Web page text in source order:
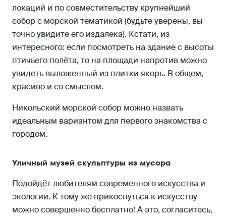
локаций и по совместительству крупнейший
собор с морской тематикой (будьте уверены, вы
точно увидите его издалека). Кстати, из
интересного: если посмотреть на здание с высоты
птичьего полёта, то на площади напротив можно
увидеть выложенный из плитки якорь. В общем,
красиво и со смыслом.
Никольский морской собор можно назвать
идеальным вариантом для первого знакомства с
городом.
Уличный музей скульптуры из мусора
Подойдёт любителям современного искусства и
экологии. К тому же прикоснуться к искусству
можно совершенно бесплатно! А это, согласитесь,